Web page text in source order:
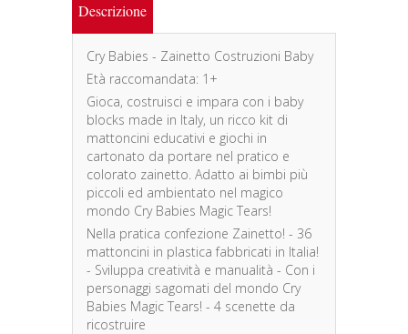
Descrizione
Cry Babies - Zainetto Costruzioni Baby
Età raccomandata: 1+
Gioca, costruisci e impara con i baby
blocks made in Italy, un ricco kit di
mattoncini educativi e giochi in
cartonato da portare nel pratico e
colorato zainetto. Adatto ai bimbi più
piccoli ed ambientato nel magico
mondo Cry Babies Magic Tears!
Nella pratica confezione Zainetto! - 36
mattoncini in plastica fabbricati in Italia!
- Sviluppa creatività e manualità - Con i
personaggi sagomati del mondo Cry
Babies Magic Tears! - 4 scenette da
ricostruire